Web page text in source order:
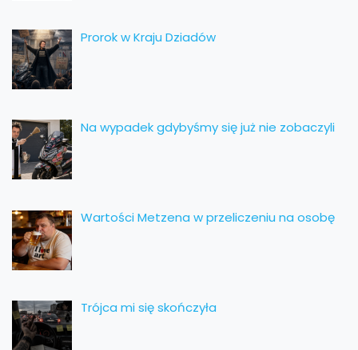
Prorok w Kraju Dziadów
Na wypadek gdybyśmy się już nie zobaczyli
Wartości Metzena w przeliczeniu na osobę
Trójca mi się skończyła